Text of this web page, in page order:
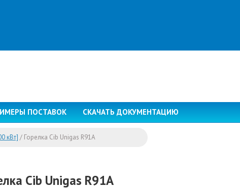
ПОСТАВОК СКАЧАТЬ ДОКУМЕНТАЦИЮ
кВт] / Горелка Cib Unigas R91A
Cib Unigas R91A